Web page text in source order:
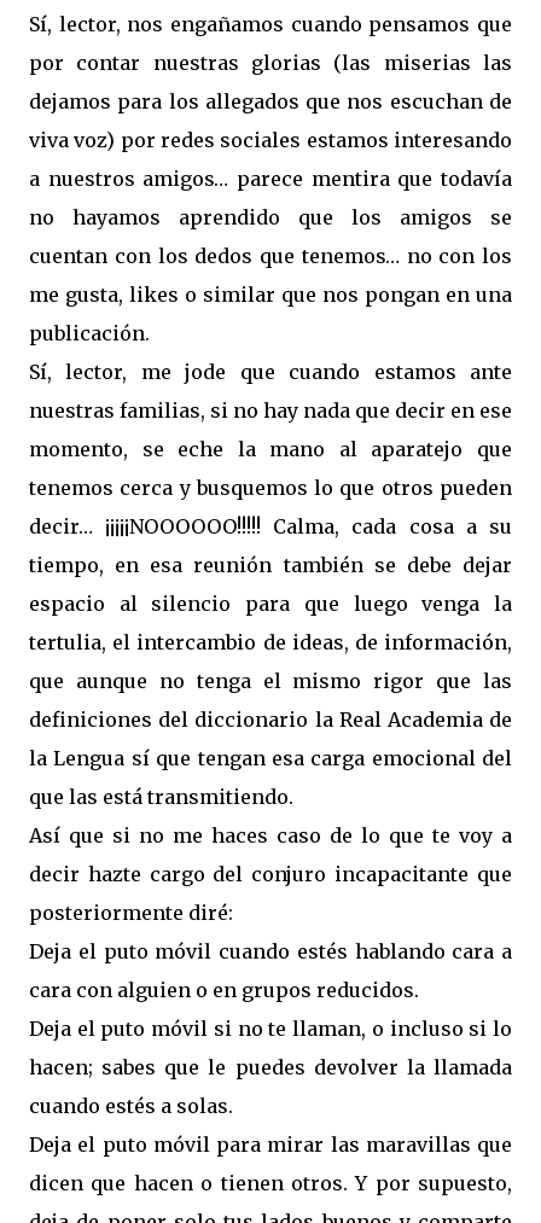
Sí, lector, nos engañamos cuando pensamos que
por contar nuestras glorias (las miserias las
dejamos para los allegados que nos escuchan de
viva voz) por redes sociales estamos interesando
a nuestros amigos… parece mentira que todavía
no hayamos aprendido que los amigos se
cuentan con los dedos que tenemos… no con los
me gusta, likes o similar que nos pongan en una
publicación.
Sí, lector, me jode que cuando estamos ante
nuestras familias, si no hay nada que decir en ese
momento, se eche la mano al aparatejo que
tenemos cerca y busquemos lo que otros pueden
decir… ¡¡¡¡¡NOOOOOO!!!!! Calma, cada cosa a su
tiempo, en esa reunión también se debe dejar
espacio al silencio para que luego venga la
tertulia, el intercambio de ideas, de información,
que aunque no tenga el mismo rigor que las
definiciones del diccionario la Real Academia de
la Lengua sí que tengan esa carga emocional del
que las está transmitiendo.
Así que si no me haces caso de lo que te voy a
decir hazte cargo del conjuro incapacitante que
posteriormente diré:
Deja el puto móvil cuando estés hablando cara a
cara con alguien o en grupos reducidos.
Deja el puto móvil si no te llaman, o incluso si lo
hacen; sabes que le puedes devolver la llamada
cuando estés a solas.
Deja el puto móvil para mirar las maravillas que
dicen que hacen o tienen otros. Y por supuesto,